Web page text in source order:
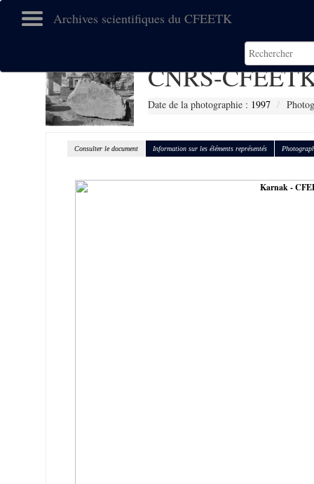
Archives scientifiques du CFEETK
CNRS-
Date de la photographie : 1997
Consulter le document Information sur les éléments représentés